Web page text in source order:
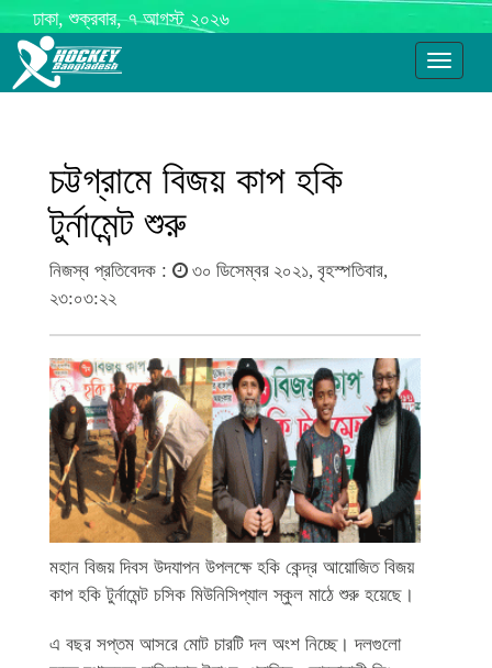
ঢাকা, শুক্রবার, ৭ আগস্ট ২০২৬
Toggle
চট্টগ্রামে বিজয় কাপ হকি
টুর্নামেন্ট শুরু
নিজস্ব প্রতিবেদক :
৩০ ডিসেম্বর ২০২১, বৃহস্পতিবার,
২৩:০৩:২২
মহান বিজয় দিবস উদযাপন উপলক্ষে হকি কেন্দ্র আয়োজিত বিজয়
কাপ হকি টুর্নামেন্ট চসিক মিউনিসিপ্যাল স্কুল মাঠে শুরু হয়েছে।
এ বছর সপ্তম আসরে মোট চারটি দল অংশ নিচ্ছে। দলগুলো